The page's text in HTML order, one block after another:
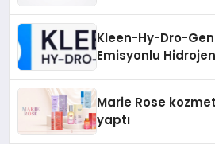
Kleen-Hy-Dro-Gen
Emisyonlu
Marie Rose
yaptı